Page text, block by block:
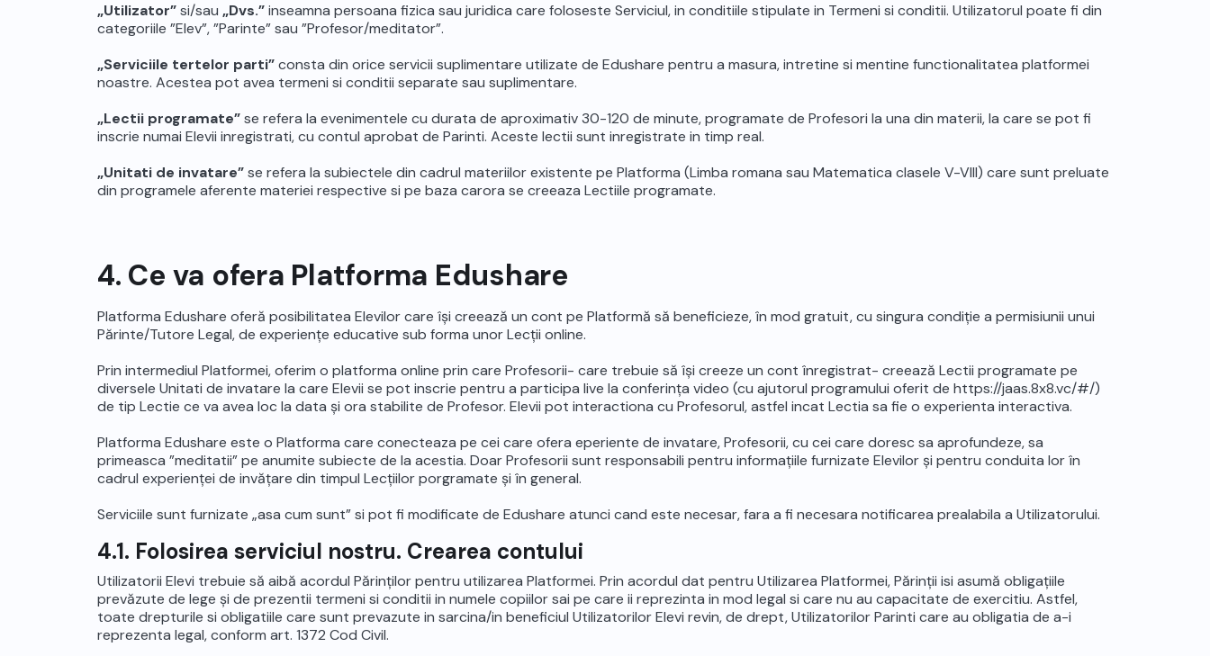
„Utilizator”si/sau „Dvs.”inseamna persoana fizica sau juridica care foloseste Serviciul, in conditiile stipulate in Termeni si conditii. Utilizatorul poate fi din
categoriile ”Elev”, ”Parinte” sau ”Profesor/meditator”.
„Serviciile tertelor parti”consta din orice servicii suplimentare utilizate de Edushare pentru a masura, intretine si mentine functionalitatea platformei
noastre. Acestea pot avea termeni si conditii separate sau suplimentare.
„Lectii programate”se refera la evenimentele cu durata de aproximativ 30-120 de minute, programate de Profesori la una din materii, la care se pot fi
inscrie numai Elevii inregistrati, cu contul aprobat de Parinti. Aceste lectii sunt inregistrate in timp real.
„Unitati de invatare”se refera la subiectele din cadrul materiilor existente pe Platforma (Limba romana sau Matematica clasele V-VIII) care sunt preluate
din programele aferente materiei respective si pe baza carora se creeaza Lectiile programate.
4. Ce va ofera Platforma Edushare
Platforma Edushare oferă posibilitatea Elevilor care își creează un cont pe Platformă să beneficieze, în mod gratuit, cu singura condiție a permisiunii unui
Părinte/Tutore Legal, de experiențe educative sub forma unor Lecții online.
Prin intermediul Platformei, oferim o platforma online prin care Profesorii- care trebuie să își creeze un cont înregistrat- creează Lectii programate pe
diversele Unitati de invatare la care Elevii se pot inscrie pentru a participa live la conferința video (cu ajutorul programului oferit de https://jaas.8x8.vc/#/)
de tip Lectie ce va avea loc la data și ora stabilite de Profesor. Elevii pot interactiona cu Profesorul, astfel incat Lectia sa fie o experienta interactiva.
Platforma Edushare este o Platforma care conecteaza pe cei care ofera eperiente de invatare, Profesorii, cu cei care doresc sa aprofundeze, sa
primeasca ”meditatii” pe anumite subiecte de la acestia. Doar Profesorii sunt responsabili pentru informațiile furnizate Elevilor și pentru conduita lor în
cadrul experienței de invățare din timpul Lecțiilor porgramate și în general.
Serviciile sunt furnizate „asa cum sunt” si pot fi modificate de Edushare atunci cand este necesar, fara a fi necesara notificarea prealabila a Utilizatorului.
4.1. Folosirea serviciul nostru. Crearea contului
Utilizatorii Elevi trebuie să aibă acordul Părinților pentru utilizarea Platformei. Prin acordul dat pentru Utilizarea Platformei, Părinții isi asumă obligațiile
prevăzute de lege și de prezentii termeni si conditii in numele copiilor sai pe care ii reprezinta in mod legal si care nu au capacitate de exercitiu. Astfel,
toate drepturile si obligatiile care sunt prevazute in sarcina/in beneficiul Utilizatorilor Elevi revin, de drept, Utilizatorilor Parinti care au obligatia de a-i
reprezenta legal, conform art. 1372 Cod Civil.